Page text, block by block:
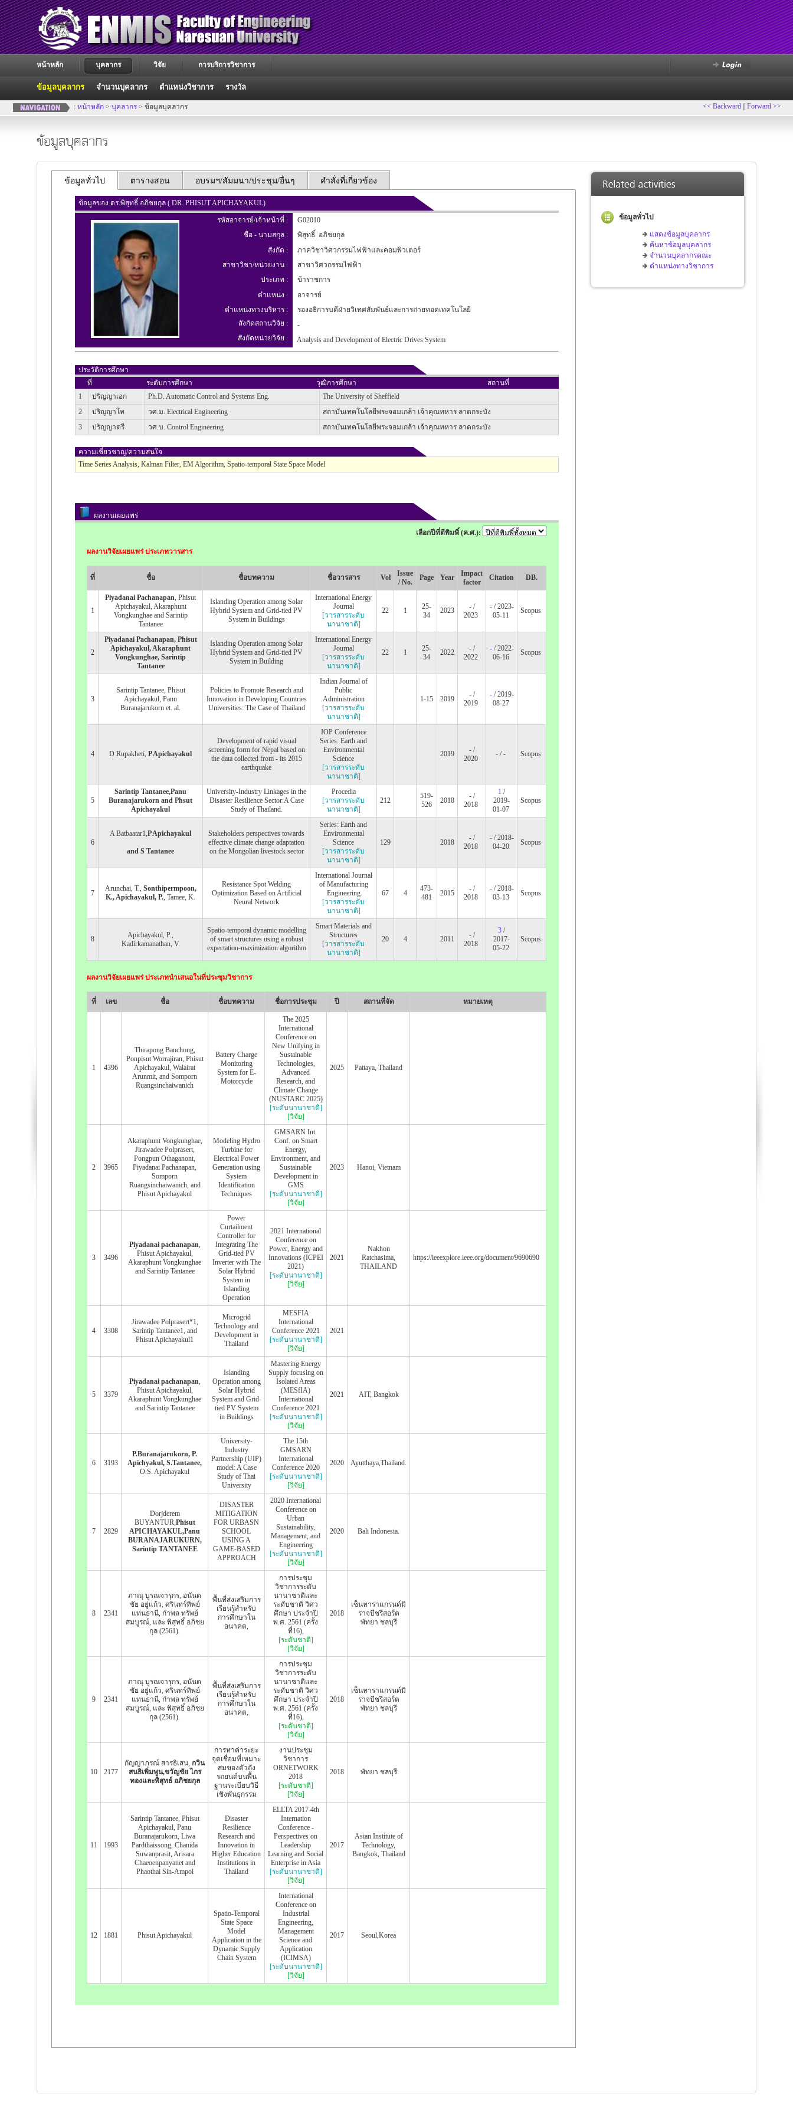
หน้าหลัก บุคลากร
ข้อมูลบุคลากร จำนวนบุคลากร ตำแหน่งวิชาการ รางวัล
วิจัย การบริการวิชาการ
: หน้าหลัก > บุคลากร > ข้อมูลบุคลากร << Backward Forward >>
ข้อมูลบุคลากร
ข้อมูลทั่วไป ตารางสอน อบรมฯ/สัมมนา/ประชุม/อื่นๆ คำสั่งที่เกี่ยวข้อง
ข้อมูลของ ดร.พิสุทธิ์ อภิชยกุล ( DR. PHISUT APICHAYAKUL)
รหัสอาจารย์/เจ้าหน้าที่ :
G02010
ชื่อ - นามสกุล :
พิสุทธิ์ อภิชยกุล
สังกัด :
ภาควิชาวิศวกรรมไฟฟ้าและคอมพิวเตอร์
สาขาวิชา/หน่วยงาน :
สาขาวิศวกรรมไฟฟ้า
ประเภท :
ข้าราชการ
ตำแหน่ง :
อาจารย์
ตำแหน่งทางบริหาร :
รองอธิการบดีฝ่ายวิเทศสัมพันธ์และการถ่ายทอดเทคโนโลยี
สังกัดสถานวิจัย :
-
สังกัดหน่วยวิจัย :
Analysis and Development of Electric Drives System
ประวัติการศึกษา
ที่
ระดับการศึกษา วุฒิการศึกษา
สถานที่
1
ปริญญาเอก Ph.D. Automatic Control and Systems Eng.
The University of Sheffield
2
ปริญญาโท วศ.ม. Electrical Engineering
สถาบันเทคโนโลยีพระจอมเกล้า เจ้าคุณทหาร ลาดกระบัง
3
ปริญญาตรี วศ.บ. Control Engineering สถาบันเทคโนโลยีพระจอมเกล้า เจ้าคุณทหาร ลาดกระบัง
ความเชี่ยวชาญ/ความสนใจ
Time Series Analysis, Kalman Filter, EM Algorithm, Spatio-temporal State Space Model
ผลงานเผยแพร่
เลือกปีที่ตีพิมพิ์ (ค.ศ.):
ผลงานวิจัยเผยแพร่ ประเภทวารสาร
ที่ ชื่อ ชื่อบทความ ชื่อวารสาร Vol
Issue
/ No.
Page Year
Impact
factor
Citation DB.
1
Piyadanai Pachanapan , Phisut
Apichayakul, Akaraphunt
Vongkunghae and Sarintip
Tantanee
Islanding Operation among Solar
Hybrid System and Grid-tied PV
System in Buildings
International Energy
Journal
[วารสารระดับ
นานาชาติ]
22 1
25-
34
2023
- /
2023
-/ 2023-
05-11
Scopus
2
Piyadanai Pachanapan, Phisut
Apichayakul, Akaraphunt
Vongkunghae, Sarintip
Tantanee
Islanding Operation among Solar
Hybrid System and Grid-tied PV
System in Building
International Energy
Journal
[วารสารระดับ
นานาชาติ]
22 1
25-
34
2022
- /
2022
-/ 2022-
06-16
Scopus
3
Sarintip Tantanee, Phisut
Apichayakul, Panu
Buranajarukorn et. al.
Policies to Promote Research and
Innovation in Developing Countries
Universities: The Case of Thailand
Indian Journal of
Public
Administration
[วารสารระดับ
นานาชาติ]
1-15 2019
- /
2019
-/ 2019-
08-27
4 D Rupakheti, P Apichayakul
Development of rapid visual
screening form for Nepal based on
the data collected from - its 2015
earthquake
IOP Conference
Series: Earth and
Environmental
Science
[วารสารระดับ
นานาชาติ]
2019
- /
2020
- / - Scopus
5
Sarintip Tantanee,Panu
Buranajarukorn and Phsut
Apichayakul
University-Industry Linkages in the
Disaster Resilience Sector:A Case
Study of Thailand.
Procedia
[วารสารระดับ
นานาชาติ]
212
519-
526
2018
- /
2018
1 /
2019-
01-07
Scopus
6
A Batbaatar1, P Apichayakul
and S Tantanee
Stakeholders perspectives towards
effective climate change adaptation
on the Mongolian livestock sector
Series: Earth and
Environmental
Science
[วารสารระดับ
นานาชาติ]
129 2018
- /
2018
-/ 2018-
04-20
Scopus
7
Arunchai, T., Sonthipermpoon,
K., Apichayakul, P. , Tamee, K.
Resistance Spot Welding
Optimization Based on Artificial
Neural Network
International Journal
of Manufacturing
Engineering
[วารสารระดับ
นานาชาติ]
67 4
473-
481
2015
- /
2018
-/ 2018-
03-13
Scopus
8
Apichayakul, P.,
Kadirkamanathan, V.
Spatio-temporal dynamic modelling
of smart structures using a robust
expectation-maximization algorithm
Smart Materials and
Structures
[วารสารระดับ
นานาชาติ]
20 4 2011
- /
2018
3 /
2017-
05-22
Scopus
ผลงานวิจัยเผยแพร่ ประเภทนำเสนอในที่ประชุมวิชาการ
ที่ เลข ชื่อ ชื่อบทความ ชื่อการประชุม ปี สถานที่จัด หมายเหตุ
1 4396
Thirapong Banchong,
Ponpisut Worrajiran, Phisut
Apichayakul, Walairat
Arunmit, and Somporn
Ruangsinchaiwanich
Battery Charge
Monitoring
System for E-
Motorcycle
The 2025
International
Conference on
New Unifying in
Sustainable
Technologies,
Advanced
Research, and
Climate Change
(NUSTARC 2025)
[ระดับนานาชาติ]
[วิจัย]
2025 Pattaya, Thailand
2 3965
Akaraphunt Vongkunghae,
Jirawadee Polprasert,
Pongpun Othaganont,
Piyadanai Pachanapan,
Somporn
Ruangsinchaiwanich, and
Phisut Apichayakul
Modeling Hydro
Turbine for
Electrical Power
Generation using
System
Identification
Techniques
GMSARN Int.
Conf. on Smart
Energy,
Environment, and
Sustainable
Development in
GMS
[ระดับนานาชาติ]
[วิจัย]
2023 Hanoi, Vietnam
3 3496
Piyadanai pachanapan
Phisut Apichayakul,
Akaraphunt Vongkunghae
and Sarintip Tantanee
Power
Curtailment
Controller for
Integrating The
Grid-tied PV
Inverter with The
Solar Hybrid
System in
Islanding
Operation
2021 International
Conference on
Power, Energy and
Innovations (ICPEI
2021)
[ระดับนานาชาติ]
[วิจัย]
2021
Nakhon
Ratchasima,
THAILAND
https://ieeexplore.ieee.org/document/9690690
4 3308
Jirawadee Polprasert*1,
Sarintip Tantanee1, and
Phisut Apichayakul1
Microgrid
Technology and
Development in
Thailand
MESFIA
International
Conference 2021
[ระดับนานาชาติ]
[วิจัย]
2021
5 3379
Piyadanai pachanapan
Phisut Apichayakul,
Akaraphunt Vongkunghae
and Sarintip Tantanee
Islanding
Operation among
Solar Hybrid
System and Grid-
tied PV System
in Buildings
Mastering Energy
Supply focusing on
Isolated Areas
(MESfIA)
International
Conference 2021
[ระดับนานาชาติ]
[วิจัย]
2021 AIT, Bangkok
6 3193
P.Buranajarukorn, P.
Apichyakul, S.Tantanee,
O.S. Apichayakul
University-
Industry
Partnership (UIP)
model: A Case
Study of Thai
University
The 15th
GMSARN
International
Conference 2020
[ระดับนานาชาติ]
[วิจัย]
2020 Ayutthaya,Thailand.
7 2829
Dorjderem
BUYANTUR, Phisut
APICHAYAKUL,Panu
BURANAJARUKURN,
Sarintip TANTANEE
DISASTER
MITIGATION
FOR URBASN
SCHOOL
USING A
GAME-BASED
APPROACH
2020 International
Conference on
Urban
Sustainability,
Management, and
Engineering
[ระดับนานาชาติ]
[วิจัย]
2020 Bali Indonesia.
8 2341
ภาณุ บูรณจารุกร, อนันต
ชัย อยู่แก้ว, ศรินทร์ทิพย์
แทนธานี, กำพล ทรัพย์
สมบูรณ์, และ พิสุทธิ์ อภิชย
กุล (2561).
พื้นที่ส่งเสริมการ
เรียนรู้สำหรับ
การศึกษาใน
อนาคต,
การประชุม
วิชาการระดับ
นานาชาติและ
ระดับชาติ วิศว
ศึกษา ประจำปี
พ.ศ. 2561 (ครั้ง
ที่16),
[ระดับชาติ]
[วิจัย]
2018
เซ็นทาราแกรนด์มิ
ราจบีชรีสอร์ต
พัทยา ชลบุรี
9 2341
ภาณุ บูรณจารุกร, อนันต
ชัย อยู่แก้ว, ศรินทร์ทิพย์
แทนธานี, กำพล ทรัพย์
สมบูรณ์, และ พิสุทธิ์ อภิชย
กุล (2561).
พื้นที่ส่งเสริมการ
เรียนรู้สำหรับ
การศึกษาใน
อนาคต,
การประชุม
วิชาการระดับ
นานาชาติและ
ระดับชาติ วิศว
ศึกษา ประจำปี
พ.ศ. 2561 (ครั้ง
ที่16),
[ระดับชาติ]
[วิจัย]
2018
เซ็นทาราแกรนด์มิ
ราจบีชรีสอร์ต
พัทยา ชลบุรี
10 2177
กัญญาภรณ์ สารธิเสน, กวิน
สนธิเพิ่มพูน,ขวัญชัย ไกร
ทองและพิสุทธ์ อภิชยกุล
การหาค่าระยะ
จุดเชื่อมที่เหมาะ
สมของตัวถัง
รถยนต์บนพื้น
ฐานระเบียบวิธี
เชิงพันธุกรรม
งานประชุม
วิชาการ
ORNETWORK
2018
[ระดับชาติ]
[วิจัย]
2018 พัทยา ชลบุรี
11 1993
Sarintip Tantanee, Phisut
Apichayakul, Panu
Buranajarukorn, Liwa
Pardthaissong, Chanida
Suwanprasit, Arisara
Chaeoenpanyanet and
Phaothai Sin-Ampol
Disaster
Resilience
Research and
Innovation in
Higher Education
Institutions in
Thailand
ELLTA 2017 4th
Internation
Conference -
Perspectives on
Leadership
Learning and Social
Enterprise in Asia
[ระดับนานาชาติ]
[วิจัย]
2017
Asian Institute of
Technology,
Bangkok, Thailand
12 1881 Phisut Apichayakul
Spatio-Temporal
State Space
Model
Application in the
Dynamic Supply
Chain System
International
Conference on
Industrial
Engineering,
Management
Science and
Application
(ICIMSA)
[ระดับนานาชาติ]
[วิจัย]
2017 Seoul,Korea
ข้อมูลทั่วไป
แสดงข้อมูลบุคลากร
ค้นหาข้อมูลบุคลากร
จำนวนบุคลากรคณะ
ตำแหน่งทางวิชาการ